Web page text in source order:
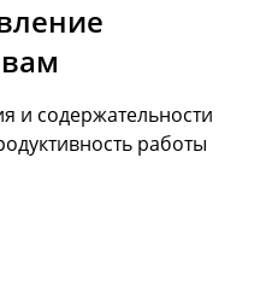
и содержательности
работы